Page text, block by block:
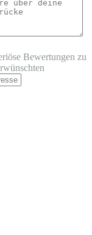
Bewertungen zu